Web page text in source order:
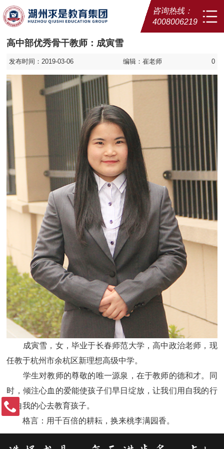
咨询热线：
4008006219
高中部优秀骨干教师：成寅雪
发布时间：2019-03-06 编辑：崔老师 0
成寅雪，女，毕业于长春师范大学，高中政治老师，现
任教于杭州市余杭区新理想高级中学。
学生对教师的尊敬的唯一源泉，在于教师的德和才。同
时，倾注心血的爱能使孩子们早日绽放，让我们用自我的行
和自我的心去教育孩子。
格言：用千百倍的耕耘，换来桃李满园香。